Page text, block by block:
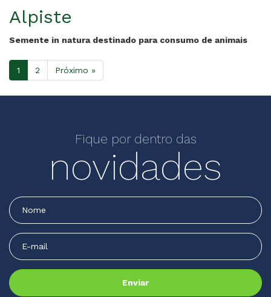
Alpiste
Semente in natura destinado para consumo de animais
1 2 Próximo »
Fique por dentro das
novidades